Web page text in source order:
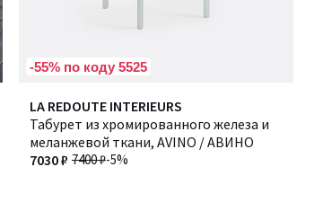
-55% по коду 5525
LA REDOUTE INTERIEURS
Табурет из хромированного железа и
меланжевой ткани, AVINO / АВИНО
7400 ₽-5%
7030 ₽